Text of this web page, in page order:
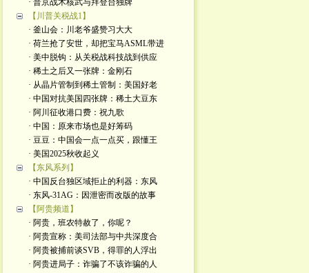
· 普京战术核武与拜登台独牌
【川普关税战1】
· 釜山会：川老爷盛赞习大大
· 荷兰抢了安世，却把宝马ASML带进
· 美中脱钩：从关税战科技战到供应
· 稀土之后又一张牌：金刚石
· 从晶片管制到稀土管制：美国好老
· 中国对抗美国四张牌：稀土大豆东
· 阿川征收港口费：祝九歌
· 中国：原来市场也是好筹码
· 豆豆：中国会一点一点买，跟懂王
· 美国2025秋收起义
【东风系列】
· 中国反台独区域拒止的利器：东风
· 东风-31AG：因泄密而改版的故事
【阿贵频道】
· 阿贵，班农特赦了，你呢？
· 阿贵宣称：美司法部与中共深度合
· 阿贵被捕前谈SVB，得罪的人浮出
· 阿贵进局子：诈骗了不该诈骗的人